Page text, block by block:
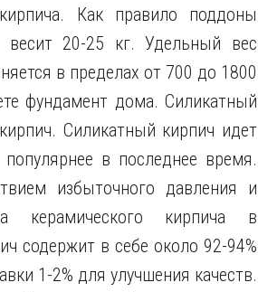
Как правило поддоны
20-25 кг. Удельный вес
в пределах от 700 до 1800
фундамент дома. Силикатный
Силикатный кирпич идет
в последнее время.
избыточного давления и
керамического кирпича в
содержит в себе около 92-94%
1-2% для улучшения качеств.